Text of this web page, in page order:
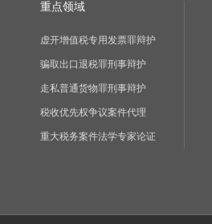
重点领域
虚开增值税专用发票罪辩护
骗取出口退税罪刑事辩护
走私普通货物罪刑事辩护
税收优先权争议案件代理
重大税务案件法学专家论证